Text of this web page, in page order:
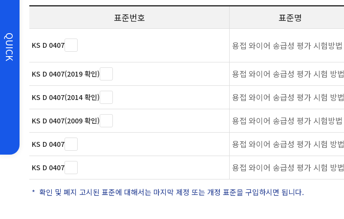
QUICK
표준번호 표준명
KS D 0407 용접 와이어 송급성 평가 시험방법
KS D 0407(2019 확인) 용접 와이어 송급성 평가 시험 방법
KS D 0407(2014 확인) 용접 와이어 송급성 평가 시험 방법
KS D 0407(2009 확인) 용접 와이어 송급성 평가 시험방법
KS D 0407 용접 와이어 송급성 평가 시험 방법
KS D 0407 용접 와이어 송급성 평가 시험 방법
확인 및 폐지 고시된 표준에 대해서는 마지막 제정 또는 개정 표준을 구입하시면 됩니다.